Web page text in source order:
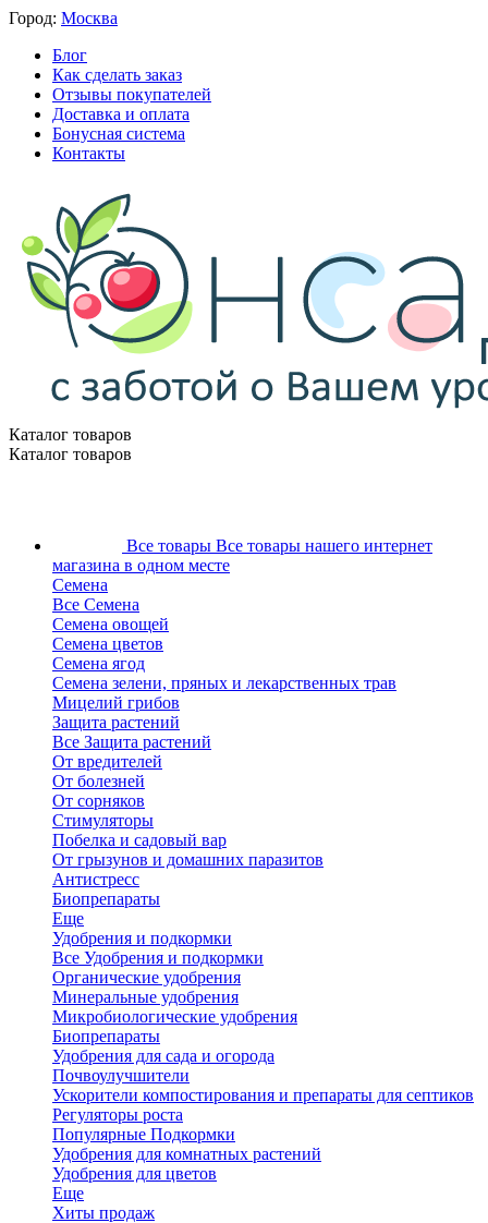
Город: Москва
Блог
Как сделать заказ
Отзывы покупателей
Доставка и оплата
Бонусная система
Контакты
Каталог товаров
Каталог товаров
Все товары Все товары нашего интернет
магазина в одном месте
Семена
Все Семена
Семена овощей
Семена цветов
Семена ягод
Семена зелени, пряных и лекарственных трав
Мицелий грибов
Защита растений
Все Защита растений
От вредителей
От болезней
От сорняков
Стимуляторы
Побелка и садовый вар
От грызунов и домашних паразитов
Антистресс
Биопрепараты
Еще
Удобрения и подкормки
Все Удобрения и подкормки
Органические удобрения
Минеральные удобрения
Микробиологические удобрения
Биопрепараты
Удобрения для сада и огорода
Почвоулучшители
Ускорители компостирования и препараты для септиков
Регуляторы роста
Популярные Подкормки
Удобрения для комнатных растений
Удобрения для цветов
Еще
Хиты продаж